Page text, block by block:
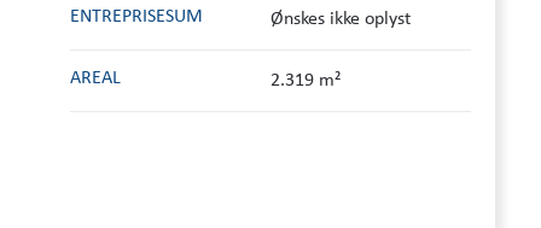
ENTREPRISESUM Ønskes ikke oplyst
AREAL 2.319 m²